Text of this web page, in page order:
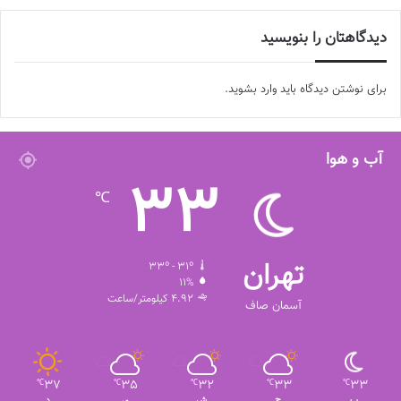
دیدگاهتان را بنویسید
برای نوشتن دیدگاه باید وارد بشوید.
آب و هوا
تهران
آسمان صاف
33
℃
33º - 31º
11%
4.92 کیلومتر/ساعت
33
℃
33
℃
32
℃
35
℃
37
℃